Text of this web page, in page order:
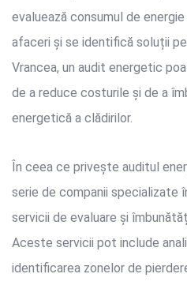
evaluează consumul de
afaceri și se identifică soluții
Vrancea, un audit energetic
de a reduce costurile și de a
energetică a clădirilor.
În ceea ce privește auditul
serie de companii specializate
servicii de evaluare și
Aceste servicii pot include
identificarea zonelor de